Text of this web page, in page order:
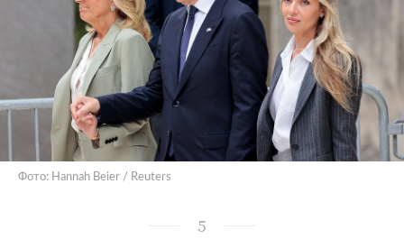
Фото: Hannah Beier / Reuters
5